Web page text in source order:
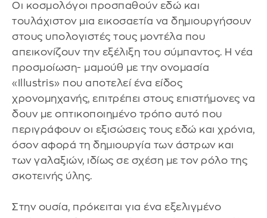
Οι κοσμολόγοι προσπαθούν εδώ και
τουλάχιστον μια εικοσαετία να δημιουργήσουν
στους υπολογιστές τους μοντέλα που
απεικονίζουν την εξέλιξη του σύμπαντος. Η νέα
προσμοίωση- μαμούθ με την ονομασία
«Illustris» που αποτελεί ένα είδος
χρονομηχανής, επιτρέπει στους επιστήμονες να
δουν με οπτικοποιημένο τρόπο αυτό που
περιγράφουν οι εξισώσεις τους εδώ και χρόνια,
όσον αφορά τη δημιουργία των άστρων και
των γαλαξιών, ιδίως σε σχέση με τον ρόλο της
σκοτεινής ύλης.
Στην ουσία, πρόκειται για ένα εξελιγμένο